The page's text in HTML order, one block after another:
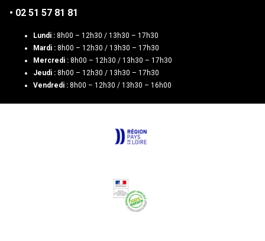
• 02 51 57 81 81
Lundi : 8h00 – 12h30 / 13h30 – 17h30
Mardi : 8h00 – 12h30 / 13h30 – 17h30
Mercredi : 8h00 – 12h30 / 13h30 – 17h30
Jeudi : 8h00 – 12h30 / 13h30 – 17h30
Vendredi : 8h00 – 12h30 / 13h30 – 16h00